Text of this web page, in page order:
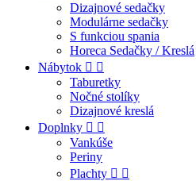
Dizajnové sedačky
Modulárne sedačky
S funkciou spania
Horeca Sedačky / Kreslá
Nábytok  
Taburetky
Nočné stolíky
Dizajnové kreslá
Doplnky  
Vankúše
Periny
Plachty  